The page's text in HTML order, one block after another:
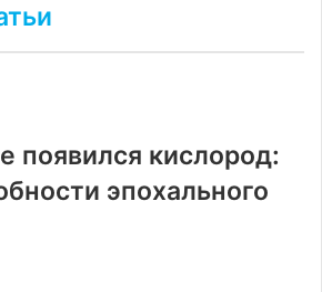
появился кислород:
эпохального